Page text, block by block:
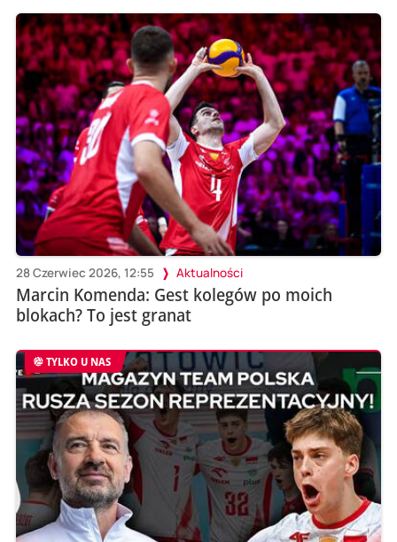
28 Czerwiec 2026, 12:55 Aktualności
Marcin Komenda: Gest kolegów po moich
blokach? To jest granat
TYLKO U NAS